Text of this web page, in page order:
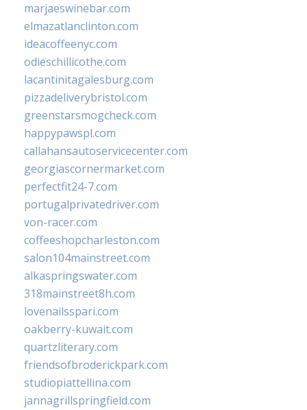
marjaeswinebar.com
elmazatlanclinton.com
ideacoffeenyc.com
odieschillicothe.com
lacantinitagalesburg.com
pizzadeliverybristol.com
greenstarsmogcheck.com
happypawspl.com
callahansautoservicecenter.com
georgiascornermarket.com
perfectfit24-7.com
portugalprivatedriver.com
von-racer.com
coffeeshopcharleston.com
salon104mainstreet.com
alkaspringswater.com
318mainstreet8h.com
lovenailsspari.com
oakberry-kuwait.com
quartzliterary.com
friendsofbroderickpark.com
studiopiattellina.com
jannagrillspringfield.com